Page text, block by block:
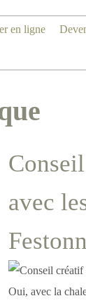
en ligne
avec
Oui, avec la